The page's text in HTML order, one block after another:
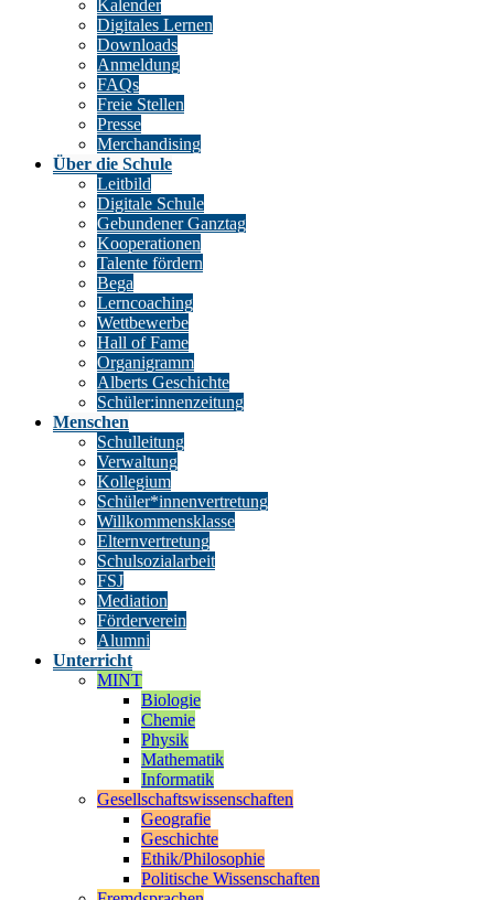
Kalender
Digitales Lernen
Downloads
Anmeldung
FAQs
Freie Stellen
Presse
Merchandising
Über die Schule
Leitbild
Digitale Schule
Gebundener Ganztag
Kooperationen
Talente fördern
Bega
Lerncoaching
Wettbewerbe
Hall of Fame
Organigramm
Alberts Geschichte
Schüler:innenzeitung
Menschen
Schulleitung
Verwaltung
Kollegium
Schüler*innenvertretung
Willkommensklasse
Elternvertretung
Schulsozialarbeit
FSJ
Mediation
Förderverein
Alumni
Unterricht
MINT
Biologie
Chemie
Physik
Mathematik
Informatik
Gesellschaftswissenschaften
Geografie
Geschichte
Ethik/Philosophie
Politische Wissenschaften